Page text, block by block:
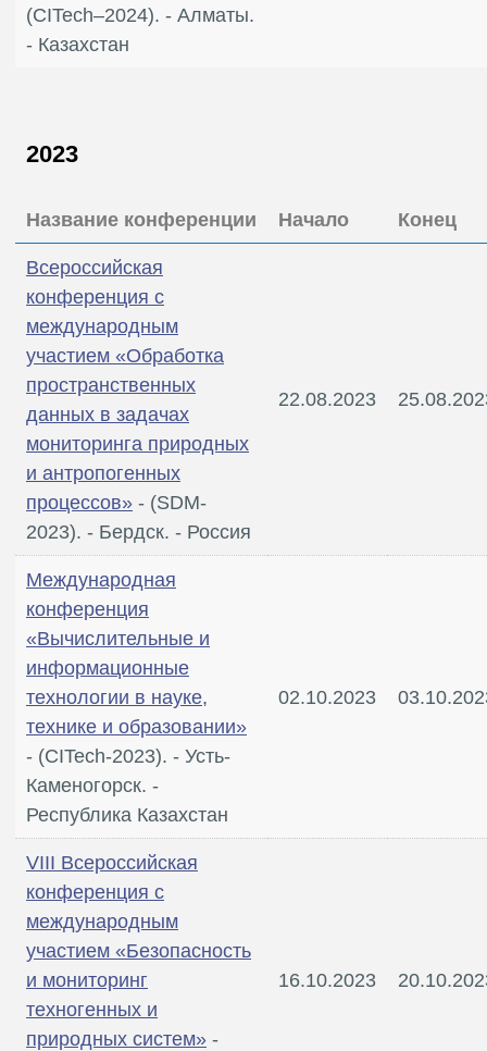
(CITech–2024). - Алматы.
- Казахстан
2023
Название конференции Начало Конец
Всероссийская
конференция с
международным
участием «Обработка
пространственных
данных в задачах
мониторинга природных
и антропогенных
процессов» - (SDM-
2023). - Бердск. - Россия
22.08.2023
Международная
конференция
«Вычислительные и
информационные
технологии в науке,
технике и образовании»
- (CITech-2023). - Усть-
Каменогорск. -
Республика Казахстан
02.10.2023
VIII Всероссийская
конференция с
международным
участием «Безопасность
и мониторинг
техногенных и
природных систем» -
16.10.2023